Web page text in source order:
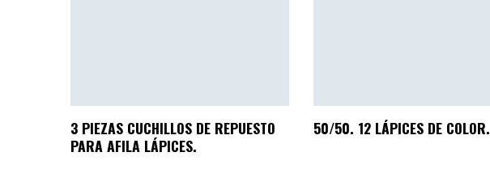
3 PIEZAS CUCHILLOS DE REPUESTO
PARA AFILA LÁPICES.
50/50. 12 LÁPICES DE COLOR.